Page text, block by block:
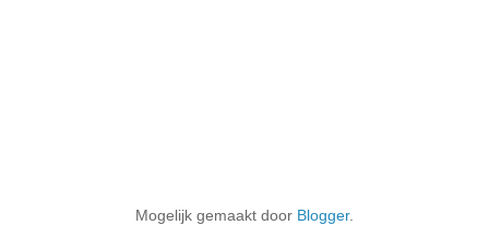
Mogelijk gemaakt door Blogger.